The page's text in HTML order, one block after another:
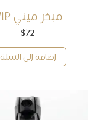
مبخر ميني VIP
$72
إضافة إلى السلة